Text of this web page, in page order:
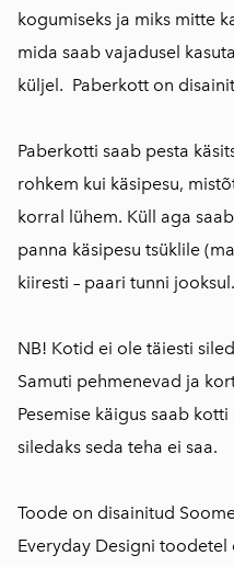
kogumiseks ja miks mitte
mida saab vajadusel
küljel. Paberkott on
Paberkotti saab pesta
rohkem kui käsipesu,
korral lühem. Küll aga
panna käsipesu tsüklile
kiiresti – paari tunni jooksul.
NB! Kotid ei ole täiesti
Samuti pehmenevad ja
Pesemise käigus saab
siledaks seda teha ei saa.
Toode on disainitud
Everyday Designi